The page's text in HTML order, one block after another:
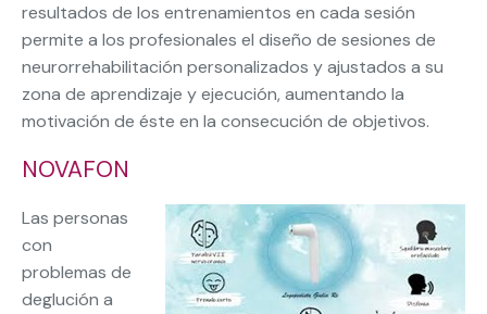
resultados de los entrenamientos en cada sesión
permite a los profesionales el diseño de sesiones de
neurorrehabilitación personalizados y ajustados a su
zona de aprendizaje y ejecución, aumentando la
motivación de éste en la consecución de objetivos.
NOVAFON
Las personas
con
problemas de
deglución a